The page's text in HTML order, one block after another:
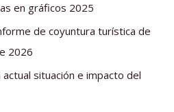
en gráficos 2025
de coyuntura turística de
2026
situación e impacto del